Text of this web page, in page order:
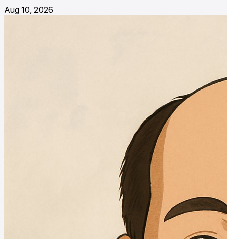
Aug 10, 2026